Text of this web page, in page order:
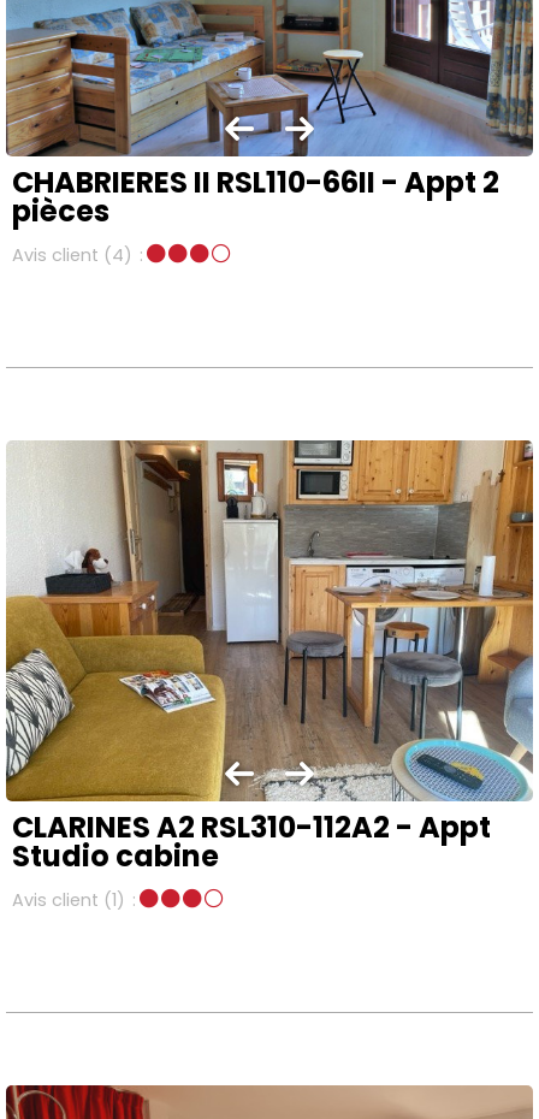
CHABRIERES II RSL110-66II - Appt 2
pièces
Avis client (4)
CLARINES A2 RSL310-112A2 - Appt
Studio cabine
Avis client (1)